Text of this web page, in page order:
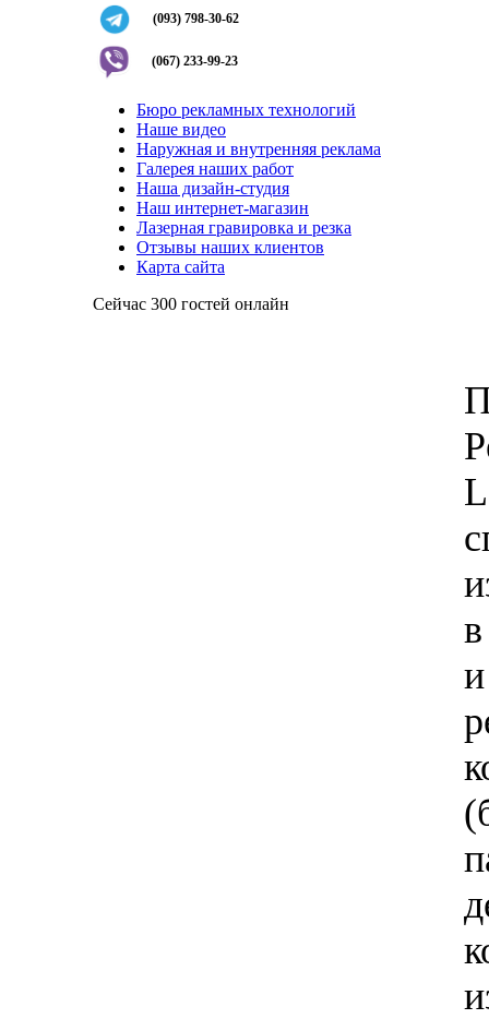
(093) 798-30-62
(067) 233-99-23
Бюро рекламных технологий
Наше видео
Наружная и внутренняя реклама
Галерея наших работ
Наша дизайн-студия
Наш интернет-магазин
Лазерная гравировка и резка
Отзывы наших клиентов
Карта сайта
Сейчас 300 гостей онлайн